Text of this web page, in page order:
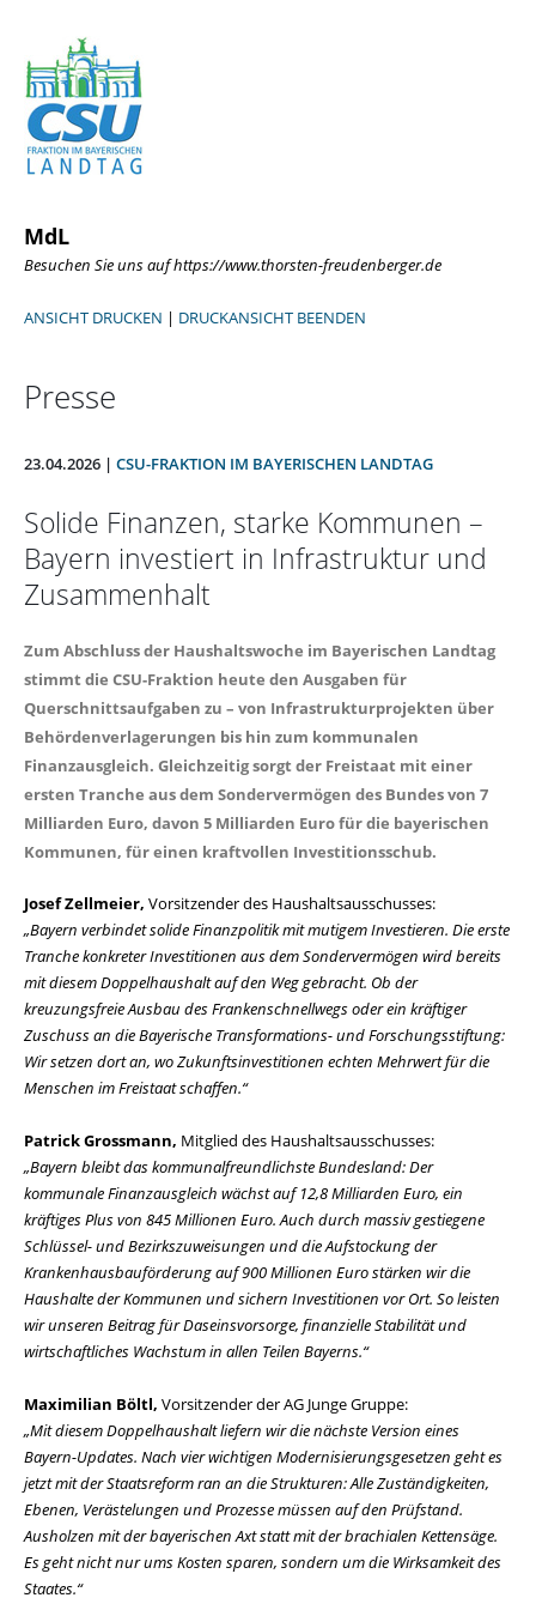
MdL
Besuchen Sie uns auf https://www.thorsten-freudenberger.de
ANSICHT DRUCKEN | DRUCKANSICHT BEENDEN
Presse
23.04.2026 | CSU-FRAKTION IM BAYERISCHEN LANDTAG
Solide Finanzen, starke Kommunen –
Bayern investiert in Infrastruktur und
Zusammenhalt
Zum Abschluss der Haushaltswoche im Bayerischen Landtag
stimmt die CSU-Fraktion heute den Ausgaben für
Querschnittsaufgaben zu – von Infrastrukturprojekten über
Behördenverlagerungen bis hin zum kommunalen
Finanzausgleich. Gleichzeitig sorgt der Freistaat mit einer
ersten Tranche aus dem Sondervermögen des Bundes von 7
Milliarden Euro, davon 5 Milliarden Euro für die bayerischen
Kommunen, für einen kraftvollen Investitionsschub.
Josef Zellmeier, Vorsitzender des Haushaltsausschusses:
Bayern verbindet solide Finanzpolitik mit mutigem Investieren. Die erste
Tranche konkreter Investitionen aus dem Sondervermögen wird bereits
mit diesem Doppelhaushalt auf den Weg gebracht. Ob der
kreuzungsfreie Ausbau des Frankenschnellwegs oder ein kräftiger
Zuschuss an die Bayerische Transformations- und Forschungsstiftung:
Wir setzen dort an, wo Zukunftsinvestitionen echten Mehrwert für die
Menschen im Freistaat schaffen.“
Patrick Grossmann, Mitglied des Haushaltsausschusses:
Bayern bleibt das kommunalfreundlichste Bundesland: Der
kommunale Finanzausgleich wächst auf 12,8 Milliarden Euro, ein
kräftiges Plus von 845 Millionen Euro. Auch durch massiv gestiegene
Schlüssel- und Bezirkszuweisungen und die Aufstockung der
Krankenhausbauförderung auf 900 Millionen Euro stärken wir die
Haushalte der Kommunen und sichern Investitionen vor Ort. So leisten
wir unseren Beitrag für Daseinsvorsorge, finanzielle Stabilität und
wirtschaftliches Wachstum in allen Teilen Bayerns.“
Maximilian Böltl, Vorsitzender der AG Junge Gruppe:
Mit diesem Doppelhaushalt liefern wir die nächste Version eines
Bayern-Updates. Nach vier wichtigen Modernisierungsgesetzen geht es
jetzt mit der Staatsreform ran an die Strukturen: Alle Zuständigkeiten,
Ebenen, Verästelungen und Prozesse müssen auf den Prüfstand.
Ausholzen mit der bayerischen Axt statt mit der brachialen Kettensäge.
Es geht nicht nur ums Kosten sparen, sondern um die Wirksamkeit des
Staates.“